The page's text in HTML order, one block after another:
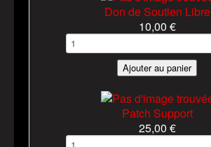
Don de Soutien Libre
10,00 €
Patch Support
25,00 €